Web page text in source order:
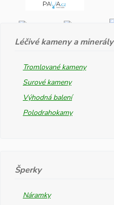
Léčivé kameny a minerály
Tromlované kameny
Surové kameny
Výhodná balení
Polodrahokamy
Šperky
Náramky